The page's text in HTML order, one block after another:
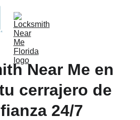
Near Me en
cerrajero de
24/7